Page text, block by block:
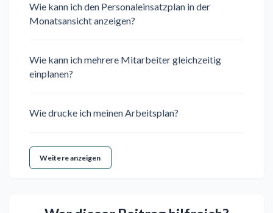
Wie kann ich den Personaleinsatzplan in der
Monatsansicht anzeigen?
Wie kann ich mehrere Mitarbeiter gleichzeitig
einplanen?
Wie drucke ich meinen Arbeitsplan?
Weitere anzeigen